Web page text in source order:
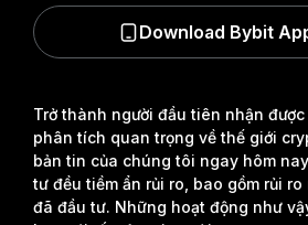
Trở thành người đầu tiên nhận
phân tích quan trọng về thế giới
bản tin của chúng tôi ngay hôm
tư đều tiềm ẩn rủi ro, bao gồm rủi
đã đầu tư. Những hoạt động như
Download Bybit